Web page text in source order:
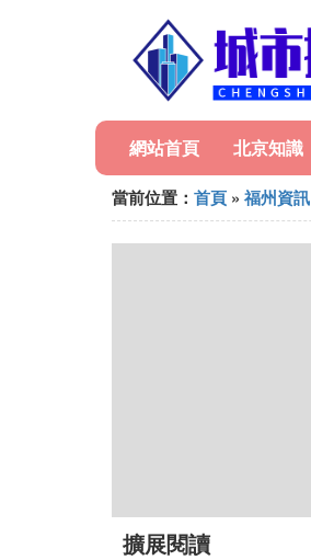
網站首頁 北京知識
當前位置： 首頁 » 福州資訊
擴展閱讀